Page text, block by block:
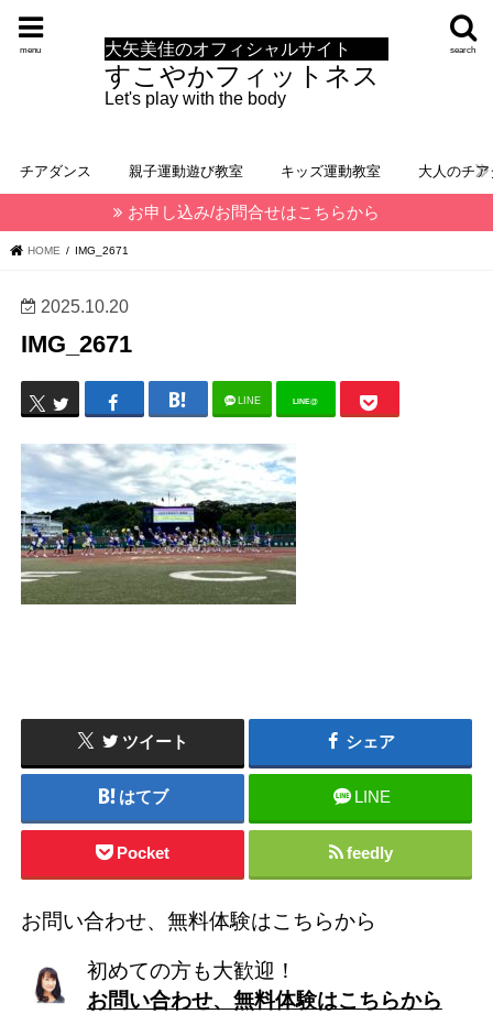
大矢美佳のオフィシャルサイト
すこやかフィットネス
Let's play with the body
search
menu
チアダンス 親子運動遊び教室 キッズ運動教室 大人のチ
お申し込み/お問合せはこちらから
HOME IMG_2671
2025.10.20
IMG_2671
LINE LINE@
ツイート シェア
はてブ LINE
Pocket feedly
お問い合わせ、無料体験はこちらから
初めての方も大歓迎！
お問い合わせ、無料体験はこちらから